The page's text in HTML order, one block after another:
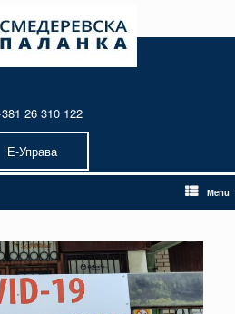
26 310 122
Е-Управа
Menu